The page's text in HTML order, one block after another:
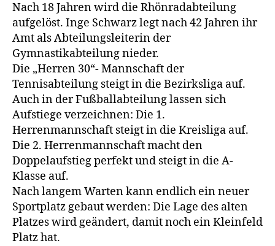
Nach 18 Jahren wird die Rhönradabteilung
aufgelöst. Inge Schwarz legt nach 42 Jahren ihr
Amt als Abteilungsleiterin der
Gymnastikabteilung nieder.
Die „Herren 30“- Mannschaft der
Tennisabteilung steigt in die Bezirksliga auf.
Auch in der Fußballabteilung lassen sich
Aufstiege verzeichnen: Die 1.
Herrenmannschaft steigt in die Kreisliga auf.
Die 2. Herrenmannschaft macht den
Doppelaufstieg perfekt und steigt in die A-
Klasse auf.
Nach langem Warten kann endlich ein neuer
Sportplatz gebaut werden: Die Lage des alten
Platzes wird geändert, damit noch ein Kleinfeld
Platz hat.